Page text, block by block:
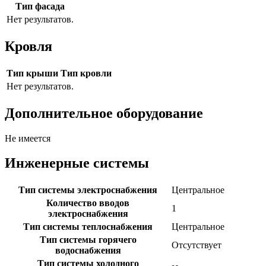
Тип фасада
Нет результатов.
Кровля
Тип крыши Тип кровли
Нет результатов.
Дополнительное оборудование
Не имеется
Инженерные системы
Тип системы электроснабжения
Центральное
Количество вводов
электроснабжения
1
Тип системы теплоснабжения
Центральное
Тип системы горячего
водоснабжения
Отсутствует
Тип системы холодного